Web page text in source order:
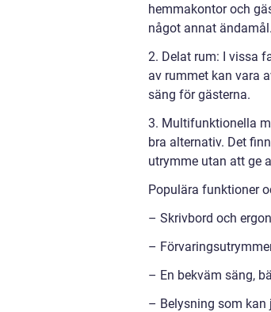
hemmakontor och
något annat ändamål.
2. Delat rum: I vissa
av rummet kan vara
säng för gästerna.
3. Multifunktionella
bra alternativ. Det
utrymme utan att ge
Populära funktioner
– Skrivbord och
–
– En bekväm säng,
– Belysning som